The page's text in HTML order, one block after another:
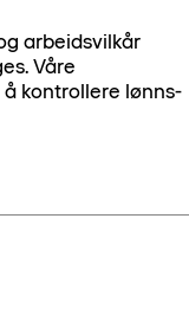
arbeidsvilkår
Våre
kontrollere lønns-